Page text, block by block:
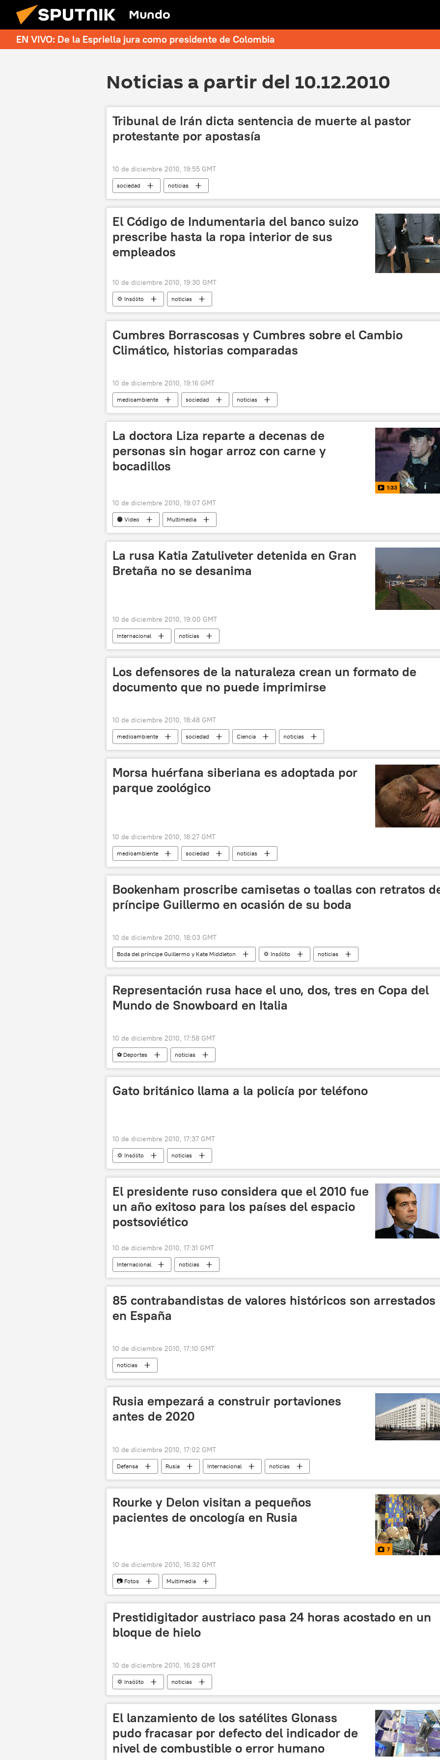
Mundo
EN VIVO: De la Espriella jura como presidente de Colombia
Noticias a partir del 10.12.2010
Tribunal de Irán dicta sentencia de muerte al pastor
protestante por apostasía
10 de diciembre 2010, 19:55 GMT
sociedad noticias
El Código de Indumentaria del banco suizo
prescribe hasta la ropa interior de sus
empleados
10 de diciembre 2010, 19:30 GMT
💢 Insólito noticias
Cumbres Borrascosas y Cumbres sobre el Cambio
Climático, historias comparadas
10 de diciembre 2010, 19:16 GMT
medioambiente sociedad noticias
La doctora Liza reparte a decenas de
personas sin hogar arroz con carne y
bocadillos
1:33
10 de diciembre 2010, 19:07 GMT
🟠 Video Multimedia
La rusa Katia Zatuliveter detenida en Gran
Bretaña no se desanima
10 de diciembre 2010, 19:00 GMT
Internacional noticias
Los defensores de la naturaleza crean un formato de
documento que no puede imprimirse
10 de diciembre 2010, 18:48 GMT
medioambiente sociedad Ciencia noticias
Morsa huérfana siberiana es adoptada por
parque zoológico
10 de diciembre 2010, 18:27 GMT
medioambiente sociedad noticias
Bookenham proscribe camisetas o toallas con retratos
príncipe Guillermo en ocasión de su boda
10 de diciembre 2010, 18:03 GMT
Boda del príncipe Guillermo y Kate Middleton 💢 Insólito noticias
Representación rusa hace el uno, dos, tres en Copa del
Mundo de Snowboard en Italia
10 de diciembre 2010, 17:58 GMT
⚽ Deportes noticias
Gato británico llama a la policía por teléfono
10 de diciembre 2010, 17:37 GMT
💢 Insólito noticias
El presidente ruso considera que el 2010 fue
un año exitoso para los países del espacio
postsoviético
10 de diciembre 2010, 17:31 GMT
Internacional noticias
85 contrabandistas de valores históricos son arrestados
en España
10 de diciembre 2010, 17:10 GMT
noticias
Rusia empezará a construir portaviones
antes de 2020
10 de diciembre 2010, 17:02 GMT
Defensa Rusia Internacional noticias
Rourke y Delon visitan a pequeños
pacientes de oncología en Rusia
7
10 de diciembre 2010, 16:32 GMT
📷 Fotos Multimedia
Prestidigitador austriaco pasa 24 horas acostado en un
bloque de hielo
10 de diciembre 2010, 16:28 GMT
💢 Insólito noticias
El lanzamiento de los satélites Glonass
pudo fracasar por defecto del indicador de
nivel de combustible o error humano